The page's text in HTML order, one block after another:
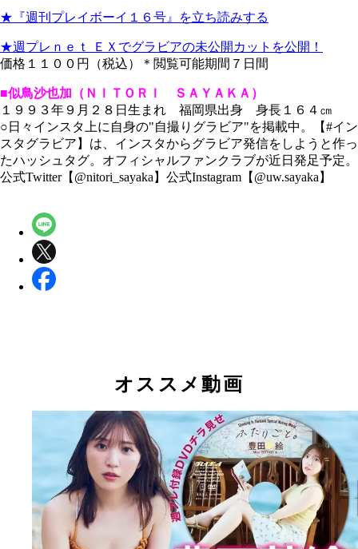
★『週刊プレイボーイ１６号』を立ち読みする
★週プレｎｅｔ ＥＸでグラビアの未公開カットを公開！
価格１１００円（税込）＊閲覧可能期間７日間
■似鳥沙也加（ＮＩＴＯＲＩ ＳＡＹＡＫＡ）
１９９３年９月２８日生まれ 福岡県出身 身長１６４㎝
○日々インスタ上に自身の"自撮りグラビア"を掲載中。【#イン
スタグラビア】は、インスタからグラビア発信をしようと作っ
たハッシュタグ。オフィシャルファンクラブが近日発足予定。
公式Twitter【@nitori_sayaka】公式Instagram【@uw.sayaka】
オススメ動画